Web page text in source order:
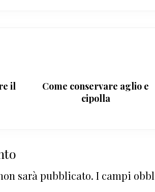
il
Come conservare aglio e
cipolla
sarà pubblicato. I campi